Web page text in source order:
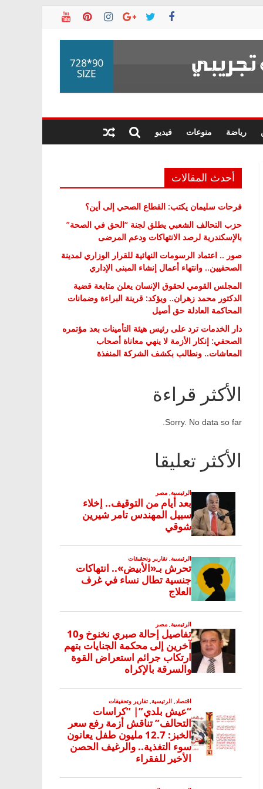
رياضة منوعات فيديو
أحدث المقالات
فرحات سليمان يكتب: القطاع الصحي إلى أين؟
حزب التحالف الشعبي يطلق لجنة “الحق في الصحة”
بالإسكندرية لرصد الانتهاكات ودعم المرضى
صور .. اعتماد الرسومات النهائية للقرار الوزاري لمدينة
الصحفيين.. وانتهاء أعمال إنشاء المبنى الإداري
المجلس القومي لحقوق الإنسان يعلن متابعة قضية
الدكتور محمد زهران.. ويؤكد: قرينة البراءة وضمانات
المحاكمة العادلة حق أصيل
دار الخدمات ترد على رئيس هيئة التأمينات بعد مؤتمره
الصحفي: إنكار الأزمة لا ينهي معاناة أصحاب
المعاشات.. ونطالب بكشف الشركة المنفذة
الأكثر قراءة
Sorry. No data so far.
الأكثر تعليقا